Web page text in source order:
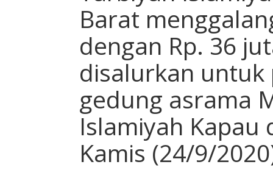
Barat
dengan Rp. 36
disalurkan
gedung asrama
Islamiyah
Kamis (24/9/